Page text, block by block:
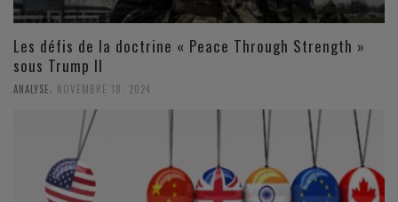
Les défis de la doctrine « Peace Through Strength »
sous Trump II
ANALYSE NOVEMBRE 18, 2024